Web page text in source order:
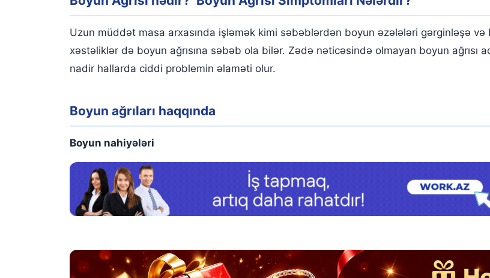
Xəstəliklər
Boyun Ağrısı Simptomları Nələrdir?
Uzun müddət masa arxasında işləmək kimi səbəblərdən boyun əzələləri gərginləşə və
xəstəliklər də boyun ağrısına səbəb ola bilər. Zədə nəticəsində olmayan boyun
nadir hallarda ciddi problemin əlaməti olur.
Boyun ağrıları haqqında
Boyun nahiyələri